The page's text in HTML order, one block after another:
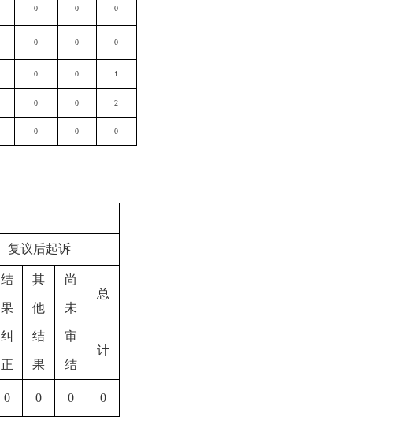
0 0 0
0 0 0
0 0 1
0 0 2
0 0 0
复议后起诉
结
果
纠
正
其
他
结
果
尚
未
审
结
总
计
0 0 0 0